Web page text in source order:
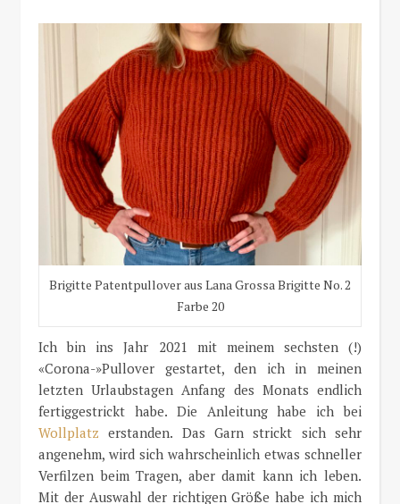
Brigitte Patentpullover aus Lana Grossa Brigitte No. 2
Farbe 20
Ich bin ins Jahr 2021 mit meinem sechsten (!)
«Corona-»Pullover gestartet, den ich in meinen
letzten Urlaubstagen Anfang des Monats endlich
fertiggestrickt habe. Die Anleitung habe ich bei
Wollplatzerstanden. Das Garn strickt sich sehr
angenehm, wird sich wahrscheinlich etwas schneller
Verfilzen beim Tragen, aber damit kann ich leben.
Mit der Auswahl der richtigen Größe habe ich mich